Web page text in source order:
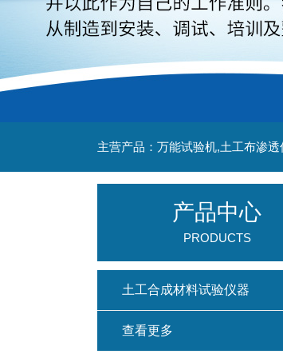
主营产品：万能试验机,土工布渗
产品中心
PRODUCTS
土工合成材料试验仪器
查看更多